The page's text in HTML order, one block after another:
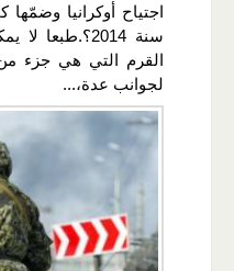
اجتياح أوكرانيا
سنة
القرم التي هي جزء من
لجوانب عدة،...